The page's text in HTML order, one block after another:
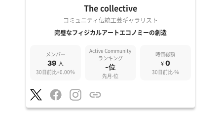
The collective
コミュニティ伝統工芸ギャラリスト
完璧なフィジカルアートエコノミーの創造
メンバー
39 人
30日前比+0.00％
Active Community
ランキング
-位
先月-位
時価総額
¥ 0
30日前比-％